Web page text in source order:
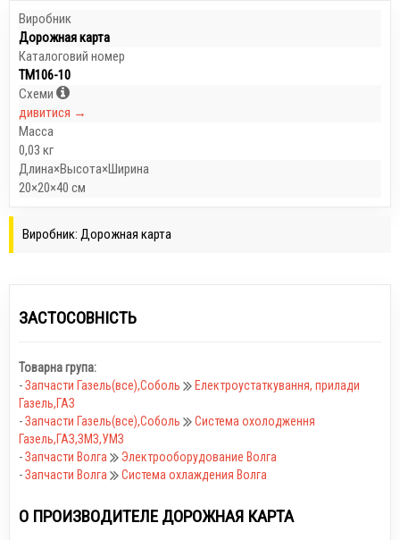
Виробник
Дорожная карта
Каталоговий номер
ТМ106-10
Схеми
дивитися →
Масса
0,03 кг
Длина×Высота×Ширина
20×20×40 см
Виробник: Дорожная карта
ЗАСТОСОВНІСТЬ
Товарна група:
-Запчасти Газель(все),Соболь
Електроустаткування, прилади
Газель,ГАЗ
-Запчасти Газель(все),Соболь
Система охолодження
Газель,ГАЗ,ЗМЗ,УМЗ
-Запчасти Волга
Электрооборудование Волга
-Запчасти Волга Система охлаждения Волга
О ПРОИЗВОДИТЕЛЕ ДОРОЖНАЯ КАРТА